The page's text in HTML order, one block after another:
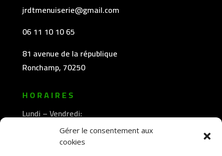
Gérer le consentement aux
cookies
jrdtmenuiserie@gmail.com
06 11 10 10 65
81 avenue de la république
Ronchamp, 70250
HORAIRES
Lundi – Vendredi:
8h30 -12h00
—————-